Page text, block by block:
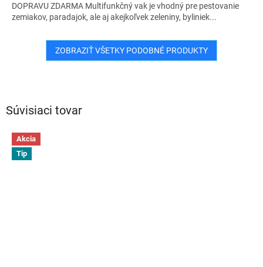
Súvisiaci tovar
Akcia
Tip
DOPRAVU ZDARMA Multifunkčný vak je vhodný pre pestovanie
zemiakov, paradajok, ale aj akejkoľvek zeleniny, byliniek...
ZOBRAZIŤ VŠETKY PODOBNÉ PRODUKTY